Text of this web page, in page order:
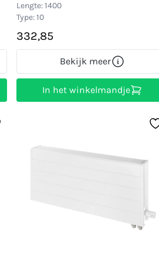
Lengte: 1400
Type: 10
332,85
Bekijk meer
In het winkelmandje